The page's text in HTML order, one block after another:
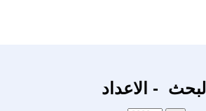
البحث - الاعداد